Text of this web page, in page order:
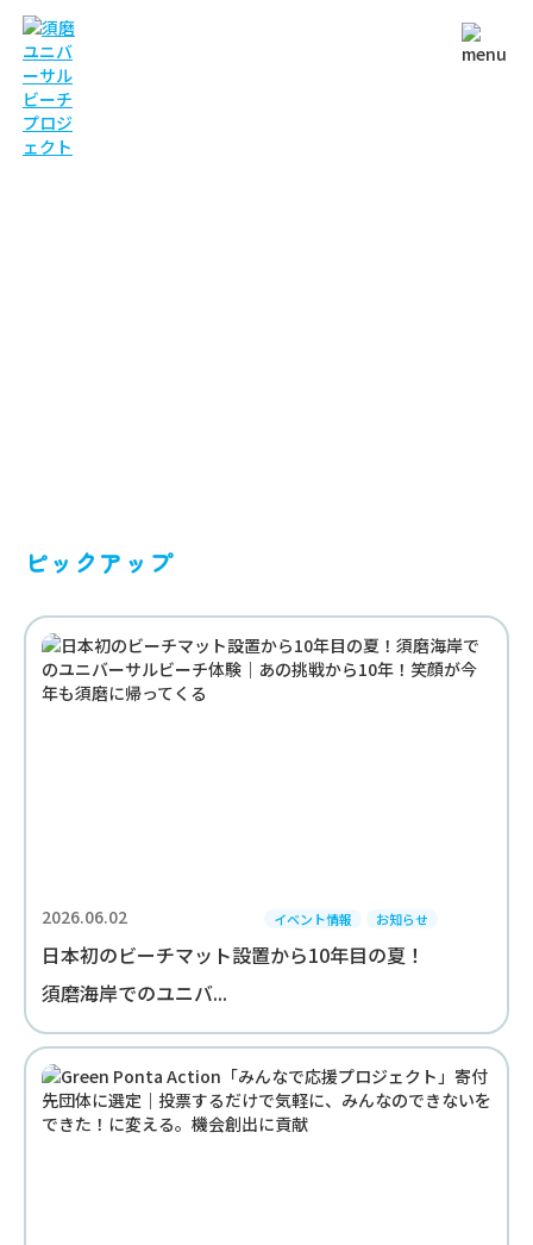
ピックアップ
2026.06.02 イベント情報 お知らせ
日本初のビーチマット設置から10年目の夏！
須磨海岸でのユニバ...